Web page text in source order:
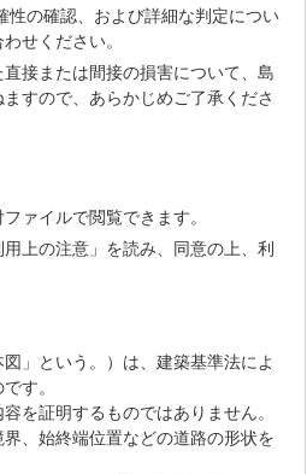
の確認、および詳細な判定につい
せください。
接または間接の損害について、島
すので、あらかじめご了承くださ
ァイルで閲覧できます。
上の注意」を読み、同意の上、利
」という。）は、建築基準法によ
す。
を証明するものではありません。
、始終端位置などの道路の形状を